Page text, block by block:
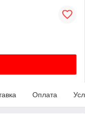
Оплата